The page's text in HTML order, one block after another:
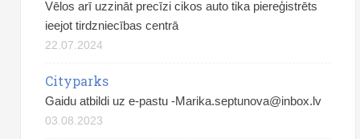
Vēlos arī uzzināt precīzi cikos auto tika piereģistrēts
ieejot tirdzniecības centrā
22.07.2024
Cityparks
Gaidu atbildi uz e-pastu -Marika.septunova@inbox.lv
03.08.2023